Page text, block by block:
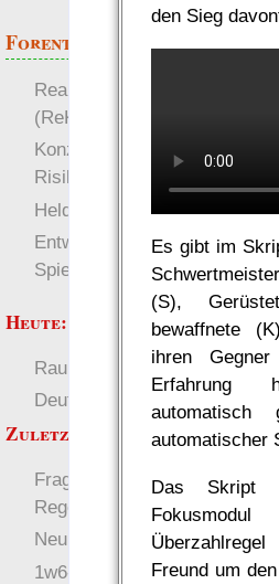
den Sieg
Es gibt im
(S),
bewaffnete
ihren
Erfahrung
automatisch
automatischer
Das Skript
Freund um
Forenthemen
Realistische Kämpfe
(ReKa)
Konzept für Schwächen:
Risiko
Heldendokument
Entwicklung von
Spielwelten
Heute:
RaumZeit
Welten
Deutsch
Zuletzt angezeigt:
Fragen beim
Regelstudium
Neuigkeiten abonnieren
1w6-regeln 2.6 beta